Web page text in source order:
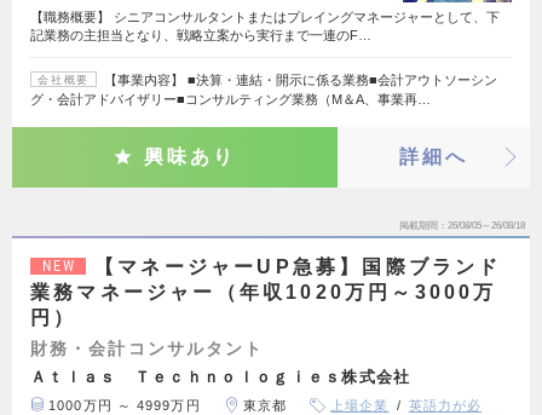
【職務概要】 シニアコンサルタントまたはプレイングマネージャーとして、下
記業務の主担当となり、戦略立案から実行まで一連のF…
会社概要
【事業内容】 ■決算・連結・開示に係る業務■会計アウトソーシン
グ・会計アドバイザリー■コンサルティング業務（M＆A、事業再…
興味あり 詳細へ
掲載期間 26/08/05～26/08/18
NEW
【マネージャーUP急募】国際ブランド
業務マネージャー（年収1020万円～3000万
円）
財務・会計コンサルタント
Ａｔｌａｓ Ｔｅｃｈｎｏｌｏｇｉｅｓ株式会社
1000万円 ～ 4999万円 東京都 上場企業
英語力が必